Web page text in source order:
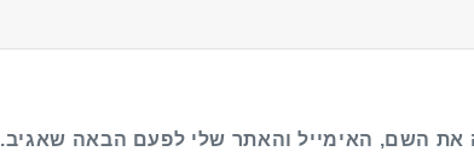
את השם, האימייל והאתר שלי לפעם הבאה שאגיב.